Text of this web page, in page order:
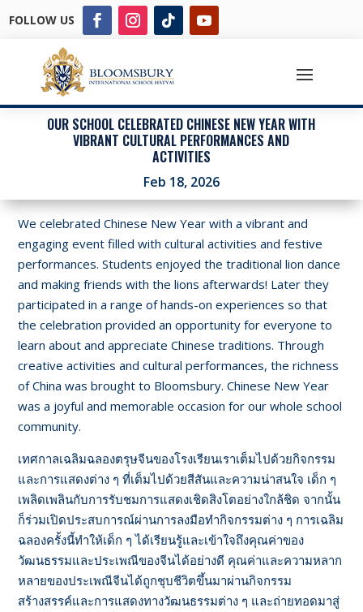
FOLLOW US
OUR SCHOOL CELEBRATED CHINESE NEW YEAR WITH
VIBRANT CULTURAL PERFORMANCES AND
ACTIVITIES
Feb 18, 2026
We celebrated Chinese New Year with a vibrant and
engaging event filled with cultural activities and festive
performances. Students enjoyed the traditional lion dance
and making friends with the lions afterwards! Later they
participated in a range of hands-on experiences so that
the celebration provided an opportunity for everyone to
learn about and appreciate Chinese traditions. Through
creative activities and cultural performances, the richness
of China was brought to Bloomsbury. Chinese New Year
was a joyful and memorable occasion for our whole school
community.
เทศกาลเฉลิมฉลองตรุษจีนของโรงเรียนเราเต็มไปด้วยกิจกรรม
และการแสดงต่าง ๆ ที่เต็มไปด้วยสีสันและความน่าสนใจ เด็ก ๆ
เพลิดเพลินกับการรับชมการแสดงเชิดสิงโตอย่างใกล้ชิด จากนั้น
ก็ร่วมเปิดประสบการณ์ผ่านการลงมือทำกิจกรรมต่าง ๆ การเฉลิม
ฉลองครั้งนี้ทำให้เด็ก ๆ ได้เรียนรู้และเข้าใจถึงคุณค่าของ
วัฒนธรรมและประเพณีของจีนได้อย่างดี คุณค่าและความหลาก
หลายของประเพณีจีนได้ถูกชุบชีวิตขึ้นมาผ่านกิจกรรม
สร้างสรรค์และการแสดงทางวัฒนธรรมต่าง ๆ และถ่ายทอดมาสู่